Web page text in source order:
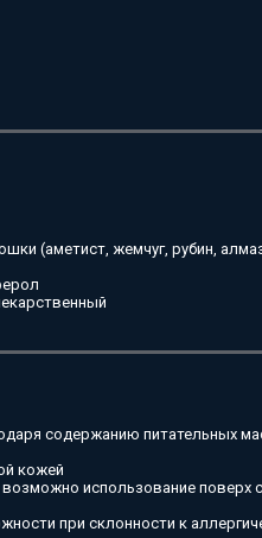
(аметист, жемчуг, рубин,
содержанию питательных
кожей
использование поверх
при склонности к